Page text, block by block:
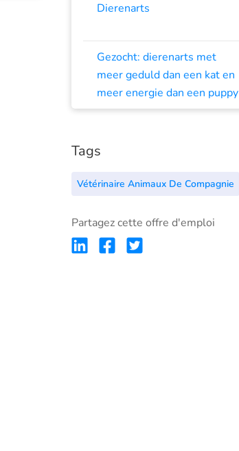
Dierenarts
Gezocht: dierenarts met
meer geduld dan een kat en
meer energie dan een puppy
Tags
Vétérinaire Animaux De Compagnie
Partagez cette offre d'emploi